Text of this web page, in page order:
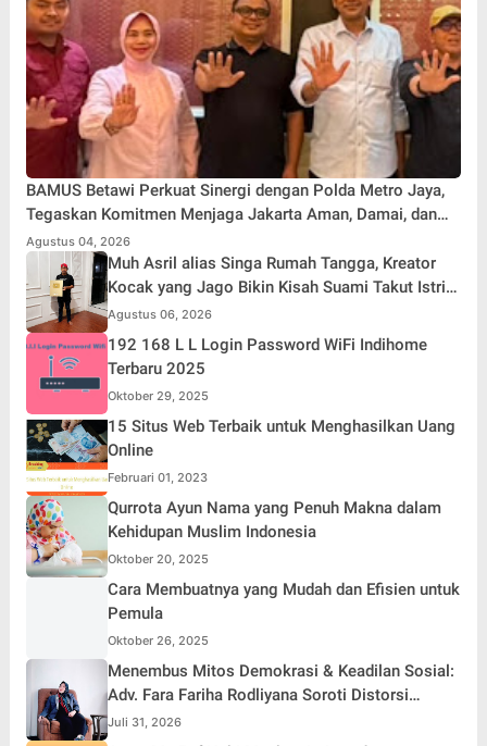
BAMUS Betawi Perkuat Sinergi dengan Polda Metro Jaya,
Tegaskan Komitmen Menjaga Jakarta Aman, Damai, dan
Kondusif Jelang HUT ke-81 Republik Indonesia
Agustus 04, 2026
Muh Asril alias Singa Rumah Tangga, Kreator
Kocak yang Jago Bikin Kisah Suami Takut Istri
Jadi Hiburan
Agustus 06, 2026
192 168 L L Login Password WiFi Indihome
Terbaru 2025
Oktober 29, 2025
15 Situs Web Terbaik untuk Menghasilkan Uang
Online
Februari 01, 2023
Qurrota Ayun Nama yang Penuh Makna dalam
Kehidupan Muslim Indonesia
Oktober 20, 2025
Cara Membuatnya yang Mudah dan Efisien untuk
Pemula
Oktober 26, 2025
Menembus Mitos Demokrasi & Keadilan Sosial:
Adv. Fara Fariha Rodliyana Soroti Distorsi
Simpati Publik dan Aksi Main Hakim Sendiri
Juli 31, 2026